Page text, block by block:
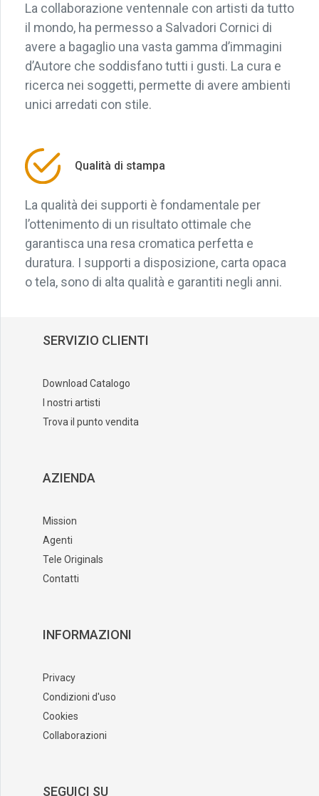
La collaborazione ventennale con artisti da tutto
il mondo, ha permesso a Salvadori Cornici di
avere a bagaglio una vasta gamma d’immagini
d’Autore che soddisfano tutti i gusti. La cura e
ricerca nei soggetti, permette di avere ambienti
unici arredati con stile.
Qualità di stampa
La qualità dei supporti è fondamentale per
l’ottenimento di un risultato ottimale che
garantisca una resa cromatica perfetta e
duratura. I supporti a disposizione, carta opaca
o tela, sono di alta qualità e garantiti negli anni.
SERVIZIO CLIENTI
Download Catalogo
I nostri artisti
Trova il punto vendita
AZIENDA
Mission
Agenti
Tele Originals
Contatti
INFORMAZIONI
Privacy
Condizioni d'uso
Cookies
Collaborazioni
SEGUICI SU